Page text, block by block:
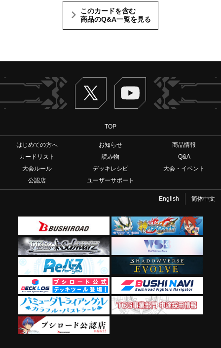
このカードを含む
商品のQ&A一覧を見る
Twitter ヴァンガードch
TOP
はじめての方へ お知らせ
商品情報
カードリスト
読み物
Q&A
大会ルール
デッキレシピ
大会・イベント
公認店
ユーザーサポート
English 简体中文